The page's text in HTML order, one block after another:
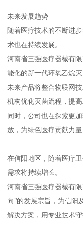
未来发展趋势
随着医疗技术的不断进
术也在持续发展。
河南省三强医疗器械有
能化的新一代环氧乙烷灭
未来产品将整合物联网
机构优化灭菌流程，提高
同时，公司也在探索更
放，为绿色医疗贡献力量
在信阳地区，随着医疗
需求将持续增长。
河南省三强医疗器械有
向"的发展宗旨，为信阳
解决方案，用专业技术